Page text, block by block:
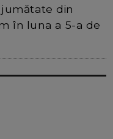
din
în luna a 5-a de